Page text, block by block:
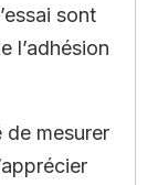
sont
l’adhésion
de mesurer